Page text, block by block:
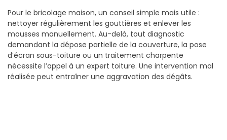
Pour le bricolage maison, un conseil simple mais utile :
nettoyer régulièrement les gouttières et enlever les
mousses manuellement. Au-delà, tout diagnostic
demandant la dépose partielle de la couverture, la pose
d’écran sous-toiture ou un traitement charpente
nécessite l’appel à un expert toiture. Une intervention mal
réalisée peut entraîner une aggravation des dégâts.